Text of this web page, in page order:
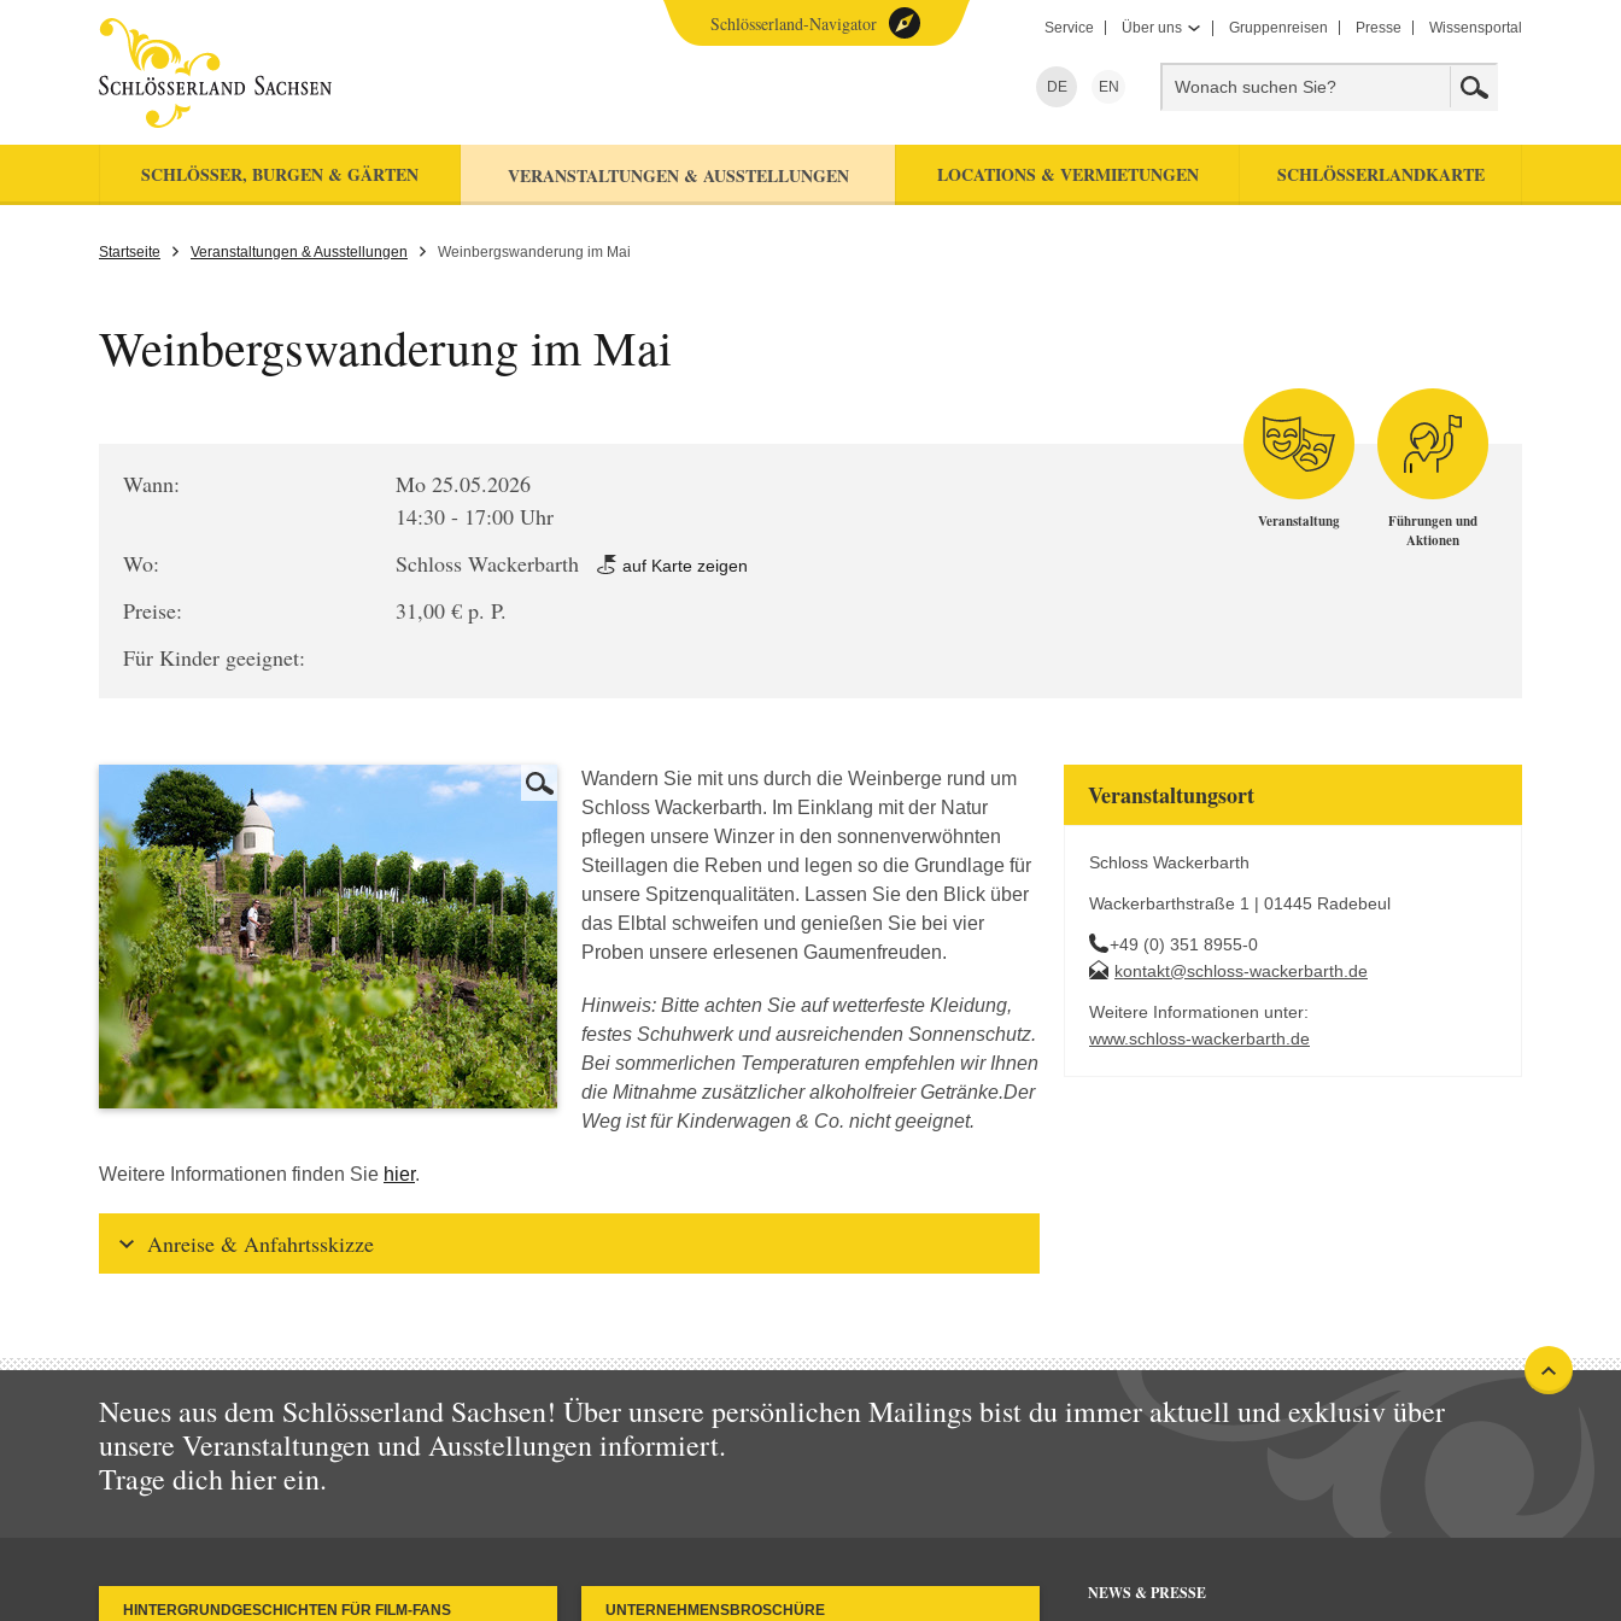
Service Über uns Gruppenreisen Presse Wissensportal
DE EN
SCHLÖSSER, BURGEN & GÄRTEN VERANSTALTUNGEN & AUSSTELLUNGEN LOCATIONS & VERMIETUNGEN SCHLÖSSERLANDKARTE
Schlösserland-Navigator
Startseite Veranstaltungen & Ausstellungen Weinbergswanderung im Mai
Weinbergswanderung im Mai
Wann:
Mo 25.05.2026
14:30 - 17:00 Uhr
Wo:
Schloss Wackerbarth auf Karte zeigen
Preise:
31,00 € p. P.
Für Kinder geeignet:
Veranstaltung
Führungen und
Aktionen
Wandern Sie mit uns durch die Weinberge rund um
Schloss Wackerbarth. Im Einklang mit der Natur
pflegen unsere Winzer in den sonnenverwöhnten
Steillagen die Reben und legen so die Grundlage für
unsere Spitzenqualitäten. Lassen Sie den Blick über
das Elbtal schweifen und genießen Sie bei vier
Proben unsere erlesenen Gaumenfreuden.
Hinweis: Bitte achten Sie auf wetterfeste Kleidung,
festes Schuhwerk und ausreichenden Sonnenschutz.
Bei sommerlichen Temperaturen empfehlen wir Ihnen
die Mitnahme zusätzlicher alkoholfreier Getränke.Der
Weg ist für Kinderwagen & Co. nicht geeignet.
Weitere Informationen finden Sie hier.
Anreise & Anfahrtsskizze
Veranstaltungsort
Schloss Wackerbarth
Wackerbarthstraße 1 | 01445 Radebeul
+49 (0) 351 8955-0
kontakt@schloss-wackerbarth.de
Weitere Informationen unter:
www.schloss-wackerbarth.de
Neues aus dem Schlösserland Sachsen! Über unsere persönlichen Mailings bist du immer aktuell und exklusiv über
unsere Veranstaltungen und Ausstellungen informiert.
Trage dich hier ein.
HINTERGRUNDGESCHICHTEN FÜR FILM-FANS UNTERNEHMENSBROSCHÜRE
NEWS & PRESSE